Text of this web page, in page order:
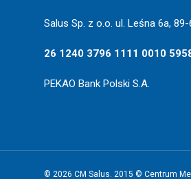
Salus Sp. z o.o. ul. Leśna 6a,
26 1240 3796 1111 0010
PEKAO Bank Polski S.A.
© 2026 CM Salus. 2015 © Centrum